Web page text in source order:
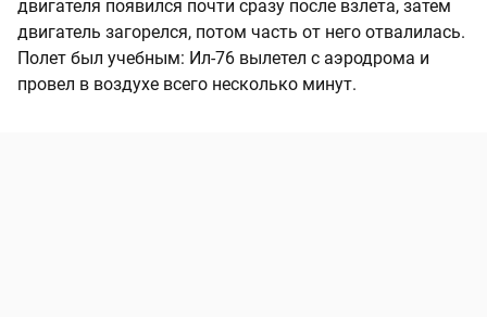
двигателя появился почти сразу после взлета, затем
двигатель загорелся, потом часть от него отвалилась.
Полет был учебным: Ил-76 вылетел с аэродрома и
провел в воздухе всего несколько минут.